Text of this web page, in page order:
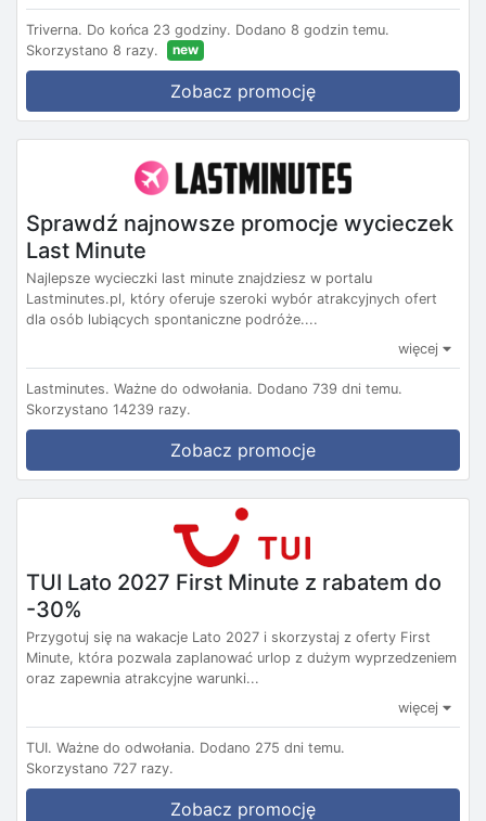
Triverna. Do końca 23 godziny. Dodano 8 godzin temu.
Skorzystano 8 razy.
new
Zobacz promocję
Sprawdź najnowsze promocje wycieczek
Last Minute
Najlepsze wycieczki last minute znajdziesz w portalu
Lastminutes.pl, który oferuje szeroki wybór atrakcyjnych ofert
dla osób lubiących spontaniczne podróże....
więcej
Lastminutes. Ważne do odwołania. Dodano 739 dni temu.
Skorzystano 14239 razy.
Zobacz promocje
TUI Lato 2027 First Minute z rabatem do
-30%
Przygotuj się na wakacje Lato 2027 i skorzystaj z oferty First
Minute, która pozwala zaplanować urlop z dużym wyprzedzeniem
oraz zapewnia atrakcyjne warunki...
więcej
TUI. Ważne do odwołania. Dodano 275 dni temu.
Skorzystano 727 razy.
Zobacz promocję